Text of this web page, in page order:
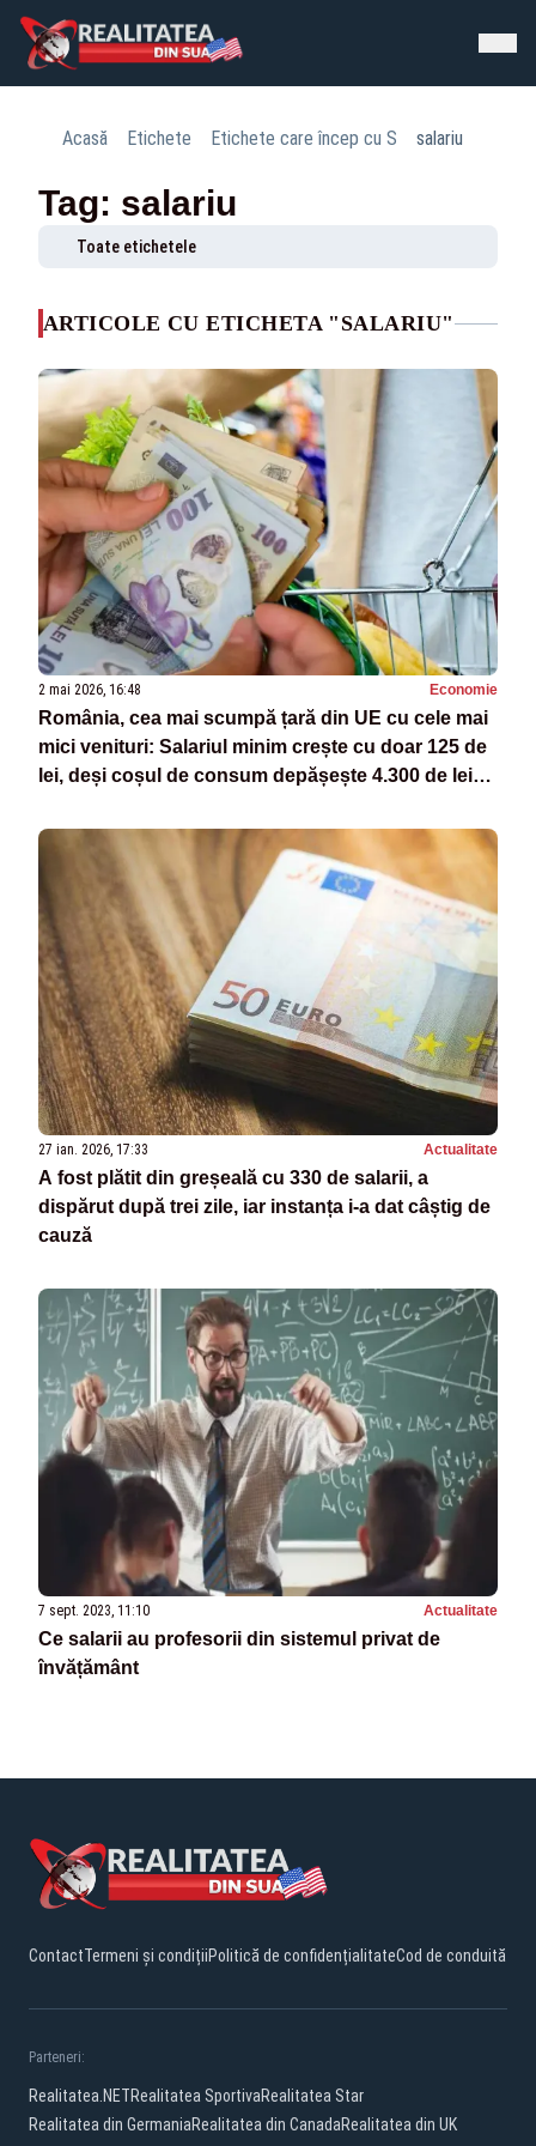
Acasă Etichete Etichete care încep cu S salariu
Tag: salariu
Toate etichetele
ARTICOLE CU ETICHETA "SALARIU"
2 mai 2026, 16:48 Economie
România, cea mai scumpă țară din UE cu cele mai
mici venituri: Salariul minim crește cu doar 125 de
lei, deși coșul de consum depășește 4.300 de lei
27 ian. 2026, 17:33 Actualitate
A fost plătit din greșeală cu 330 de salarii, a
dispărut după trei zile, iar instanța i-a dat câștig de
cauză
7 sept. 2023, 11:10 Actualitate
Ce salarii au profesorii din sistemul privat de
învățământ
ContactTermeni și condițiiPolitică de confidențialitateCod de conduită
Parteneri:
Realitatea.NETRealitatea SportivaRealitatea Star
Realitatea din GermaniaRealitatea din CanadaRealitatea din UK